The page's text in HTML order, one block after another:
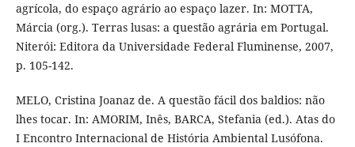
agrícola, do espaço agrário ao espaço lazer. In: MOTTA,
Márcia (org.). Terras lusas: a questão agrária em Portugal.
Niterói: Editora da Universidade Federal Fluminense, 2007,
p. 105-142.
MELO, Cristina Joanaz de. A questão fácil dos baldios: não
lhes tocar. In: AMORIM, Inês, BARCA, Stefania (ed.). Atas do
I Encontro Internacional de História Ambiental Lusófona.